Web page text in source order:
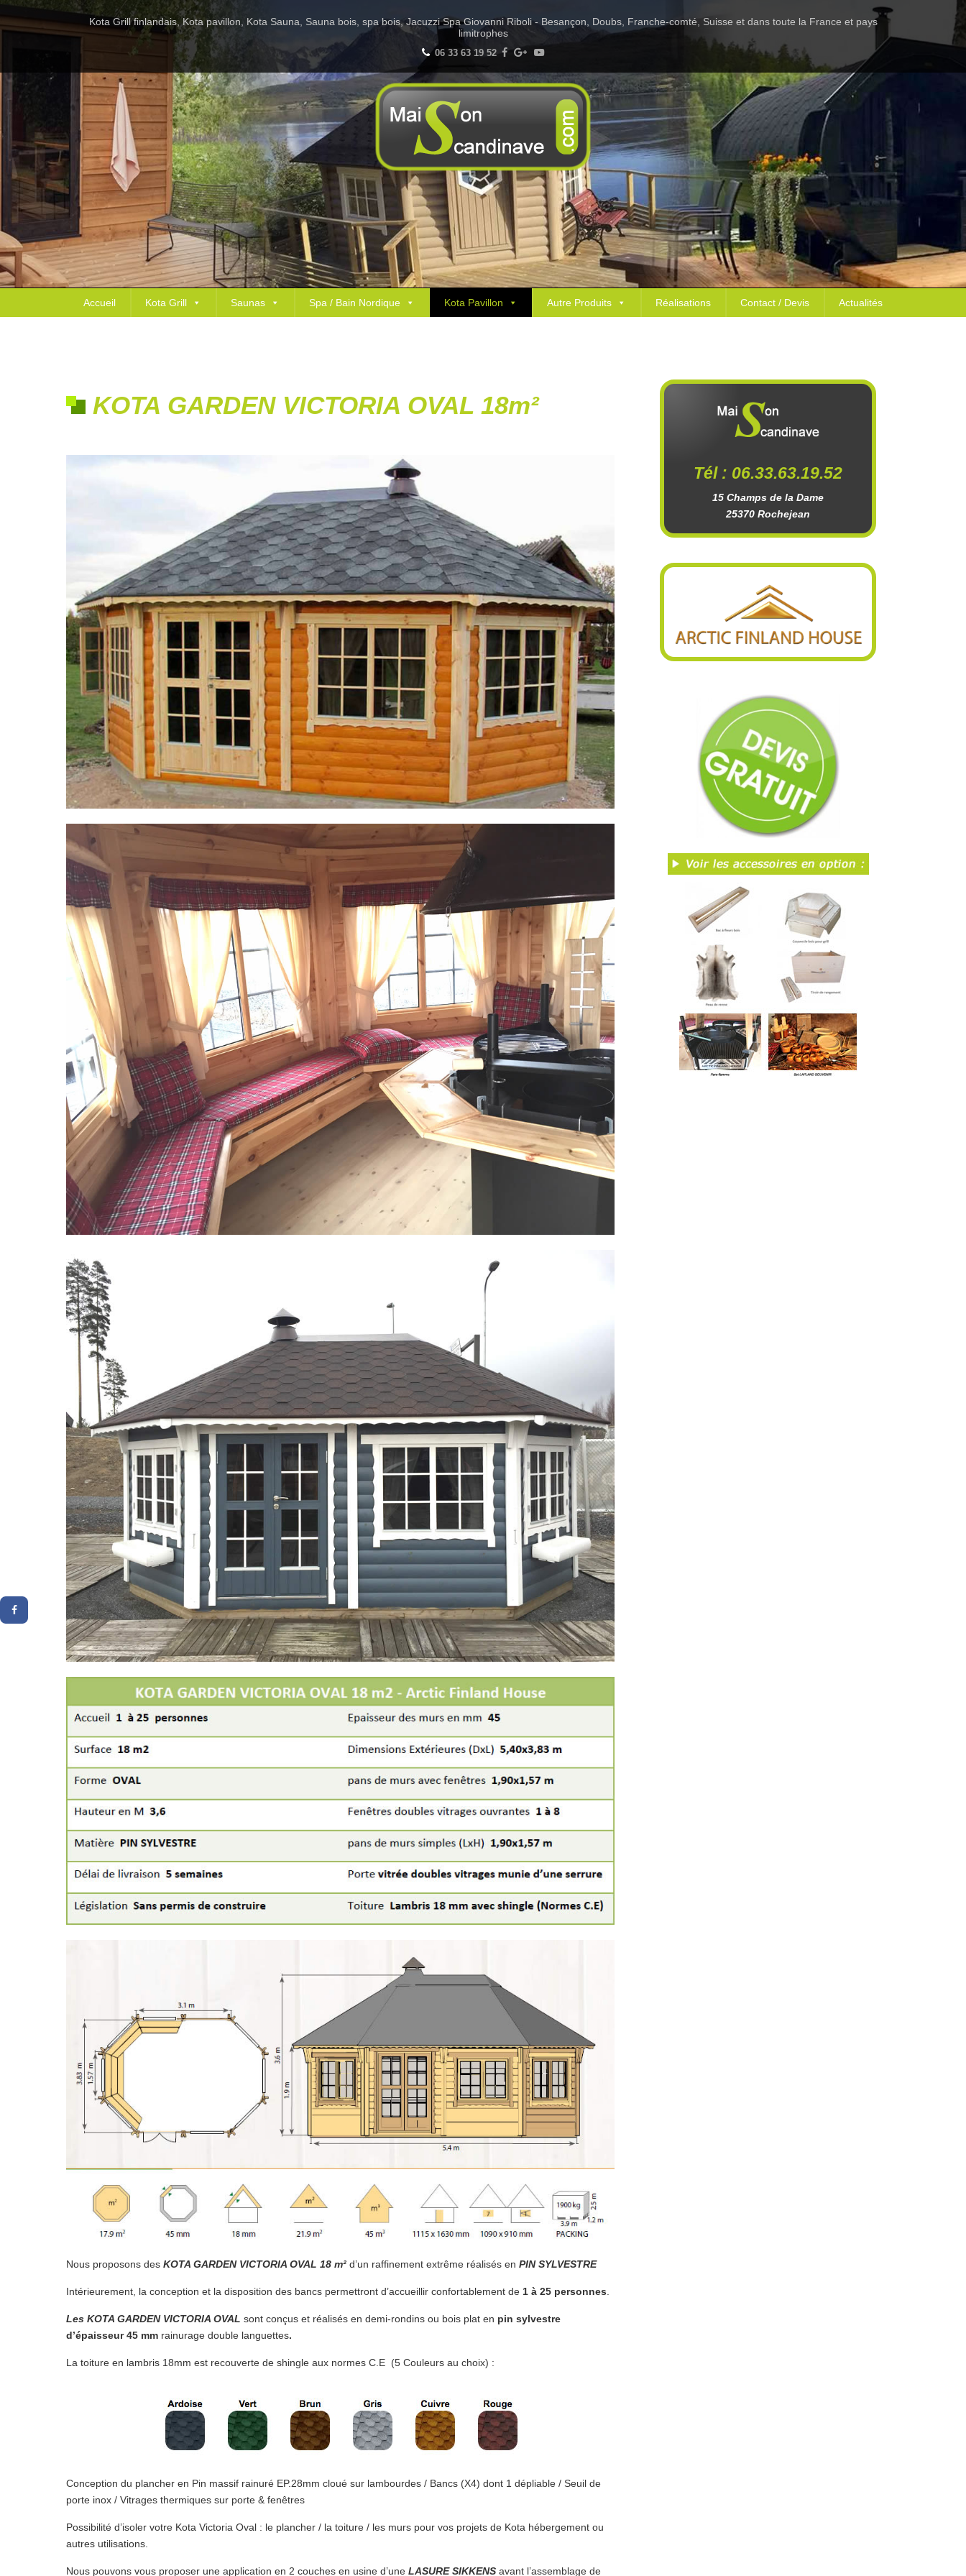
Kota Grill finlandais, Kota pavillon, Kota Sauna, Sauna bois, spa bois, Jacuzzi Spa Giovanni Riboli - Besançon, Doubs, Franche-comté, Suisse et dans toute la France et pays
limitrophes
06 33 63 19 52
Accueil Kota Grill Saunas Spa / Bain Nordique Kota Pavillon Autre Produits Réalisations Contact / Devis Actualités
KOTA GARDEN VICTORIA OVAL 18m²
Nous proposons des KOTA GARDEN VICTORIA OVAL 18 m² d’un raffinement extrême réalisés en PIN SYLVESTRE
Intérieurement, la conception et la disposition des bancs permettront d’accueillir confortablement de 1 à 25 personnes
Les KOTA GARDEN VICTORIA OVAL sont conçus et réalisés en demi-rondins ou bois plat en pin sylvestre
d’épaisseur 45 mm rainurage double languettes.
La toiture en lambris 18mm est recouverte de shingle aux normes C.E (5 Couleurs au choix) :
Conception du plancher en Pin massif rainuré EP.28mm cloué sur lambourdes / Bancs (X4) dont 1 dépliable / Seuil de
porte inox / Vitrages thermiques sur porte & fenêtres
Possibilité d’isoler votre Kota Victoria Oval : le plancher / la toiture / les murs pour vos projets de Kota hébergement ou
autres utilisations.
Nous pouvons vous proposer une application en 2 couches en usine d’une LASURE SIKKENS avant l’assemblage de
Tél : 06.33.63.19.52
15 Champs de la Dame
25370 Rochejean